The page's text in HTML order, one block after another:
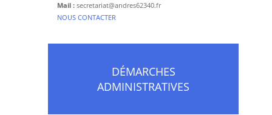
Mail : secretariat@andres62340.fr
​NOUS CONTACTER
DÉMARCHES
ADMINISTRATIVES